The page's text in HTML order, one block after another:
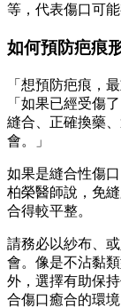
等，代表傷口可
如何預防疤痕
「想預防疤痕，
「如果已經受傷
縫合、正確換藥
會。」
如果是縫合性傷
柏榮醫師說，免
合得較平整。
請務必以紗布、
會。像是不沾黏
外，選擇有助保
合傷口癒合的環